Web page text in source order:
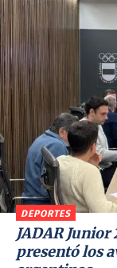
DEPORTES
JADAR Junior
presentó los